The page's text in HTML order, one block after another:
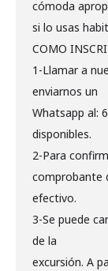
cómoda
si lo usas
COMO
1-Llamar a
enviarnos un
Whatsapp al:
disponibles.
2-Para
comprobante
efectivo.
3-Se puede
de la
excursión. A